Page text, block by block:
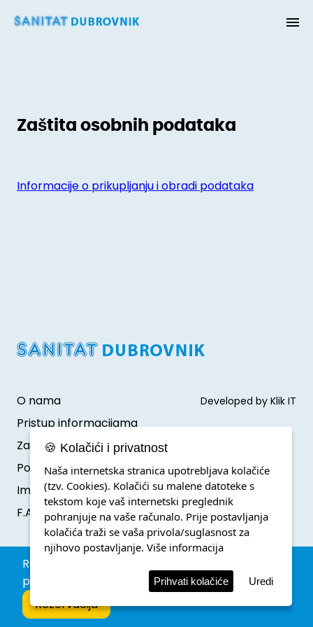
Rezervacija parkinga unutar zone posebnog
prometnog režima.
Rezervacija
Zaštita osobnih podataka
Informacije o prikupljanju i obradi podataka
O nama
Pristup informacijama
Zaštita osobnih podataka
Politika o kolačićima
Impressum
F.A.Q.
Developed by Klik IT
🍪 Kolačići i privatnost
Naša internetska stranica upotrebljava kolačiće
(tzv. Cookies). Kolačići su malene datoteke s
tekstom koje vaš internetski preglednik
pohranjuje na vaše računalo. Prije postavljanja
kolačića traži se vaša privola/suglasnost za
njihovo postavljanje. Više informacija
Prihvati kolačiće Uredi